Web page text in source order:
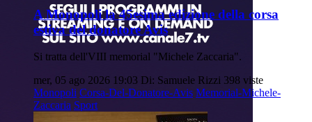
A Monopoli la 45esima edizione della corsa
estiva del donatore Avis
Si tratta dell'VIII memorial "Michele Zaccaria".
mer, 05 ago 2026 19:03 Di: Samuele Rizzi 398 viste
Monopoli Corsa-Del-Donatore-Avis Memorial-Michele-
Zaccaria Sport